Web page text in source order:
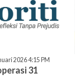
2026 4:15 PM
31